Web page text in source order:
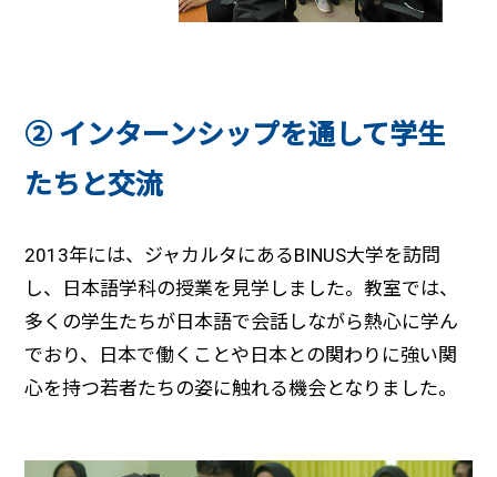
② インターンシップを通して学生
たちと交流
2013年には、ジャカルタにあるBINUS大学を訪問
し、日本語学科の授業を見学しました。教室では、
多くの学生たちが日本語で会話しながら熱心に学ん
でおり、日本で働くことや日本との関わりに強い関
心を持つ若者たちの姿に触れる機会となりました。